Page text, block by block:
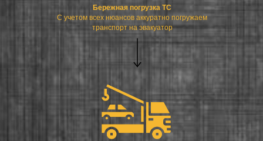
Бережная погрузка ТС
С учетом всех нюансов аккуратно погружаем
транспорт на эвакуатор